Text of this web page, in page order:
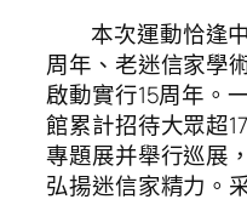
本次運動恰逢
周年、老迷信家學
啟動實行15周年。
館累計招待大眾超
專題展并舉行巡展
弘揚迷信家精力。